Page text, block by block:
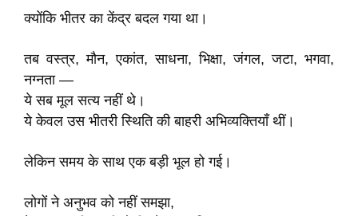
क्योंकि भीतर का केंद्र बदल गया था।
तब वस्त्र, मौन, एकांत, साधना, भिक्षा, जंगल, जटा, भगवा,
नग्नता —
ये सब मूल सत्य नहीं थे।
ये केवल उस भीतरी स्थिति की बाहरी अभिव्यक्तियाँ थीं।
लेकिन समय के साथ एक बड़ी भूल हो गई।
लोगों ने अनुभव को नहीं समझा,